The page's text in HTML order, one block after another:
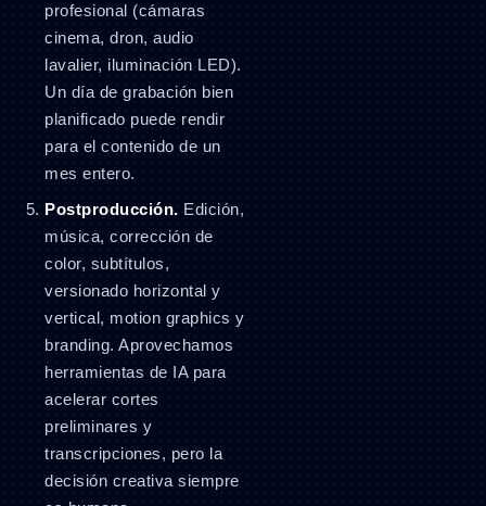
profesional (cámaras
cinema, dron, audio
lavalier, iluminación LED).
Un día de grabación bien
planificado puede rendir
para el contenido de un
mes entero.
Postproducción. Edición,
música, corrección de
color, subtítulos,
versionado horizontal y
vertical, motion graphics y
branding. Aprovechamos
herramientas de IA para
acelerar cortes
preliminares y
transcripciones, pero la
decisión creativa siempre